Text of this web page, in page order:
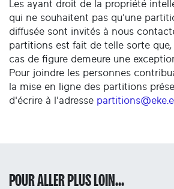
Les ayant droit de la propriété
qui ne souhaitent pas qu'une
diffusée sont invités à nous
partitions est fait de telle sorte
cas de figure demeure une
Pour joindre les personnes
la mise en ligne des partitions
d'écrire à l'adresse
POUR ALLER PLUS LOIN...